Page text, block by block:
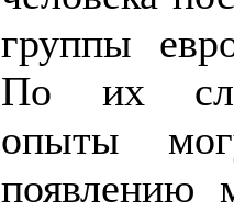
группы
По их
опыты
появлению